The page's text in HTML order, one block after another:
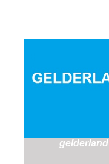
gelderland